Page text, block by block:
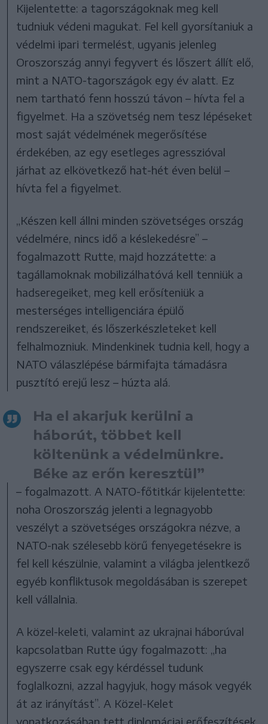
Kijelentette: a tagországoknak meg kell
tudniuk védeni magukat. Fel kell gyorsítaniuk a
védelmi ipari termelést, ugyanis jelenleg
Oroszország annyi fegyvert és lőszert állít elő,
mint a NATO-tagországok egy év alatt. Ez
nem tartható fenn hosszú távon – hívta fel a
figyelmet. Ha a szövetség nem tesz lépéseket
most saját védelmének megerősítése
érdekében, az egy esetleges agresszióval
járhat az elkövetkező hat-hét éven belül –
hívta fel a figyelmet.
„Készen kell állni minden szövetséges ország
védelmére, nincs idő a késlekedésre” –
fogalmazott Rutte, majd hozzátette: a
tagállamoknak mobilizálhatóvá kell tenniük a
hadseregeiket, meg kell erősíteniük a
mesterséges intelligenciára épülő
rendszereiket, és lőszerkészleteket kell
felhalmozniuk. Mindenkinek tudnia kell, hogy a
NATO válaszlépése bármifajta támadásra
pusztító erejű lesz – húzta alá.
Ha el akarjuk kerülni a
háborút, többet kell
költenünk a védelmünkre.
Béke az erőn keresztül”
– fogalmazott. A NATO-főtitkár kijelentette:
noha Oroszország jelenti a legnagyobb
veszélyt a szövetséges országokra nézve, a
NATO-nak szélesebb körű fenyegetésekre is
fel kell készülnie, valamint a világba jelentkező
egyéb konfliktusok megoldásában is szerepet
kell vállalnia.
A közel-keleti, valamint az ukrajnai háborúval
kapcsolatban Rutte úgy fogalmazott: „ha
egyszerre csak egy kérdéssel tudunk
foglalkozni, azzal hagyjuk, hogy mások vegyék
át az irányítást”. A Közel-Kelet